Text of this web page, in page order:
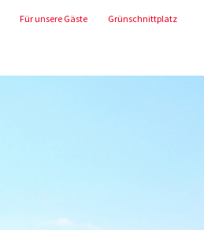
Für unsere Gäste Grünschnittplatz